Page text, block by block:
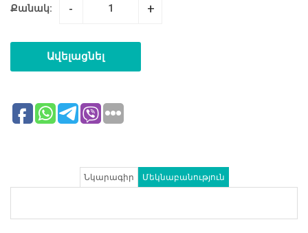
Քանակ: - +
Ավելացնել
Նկարագիր Մեկնաբանություն